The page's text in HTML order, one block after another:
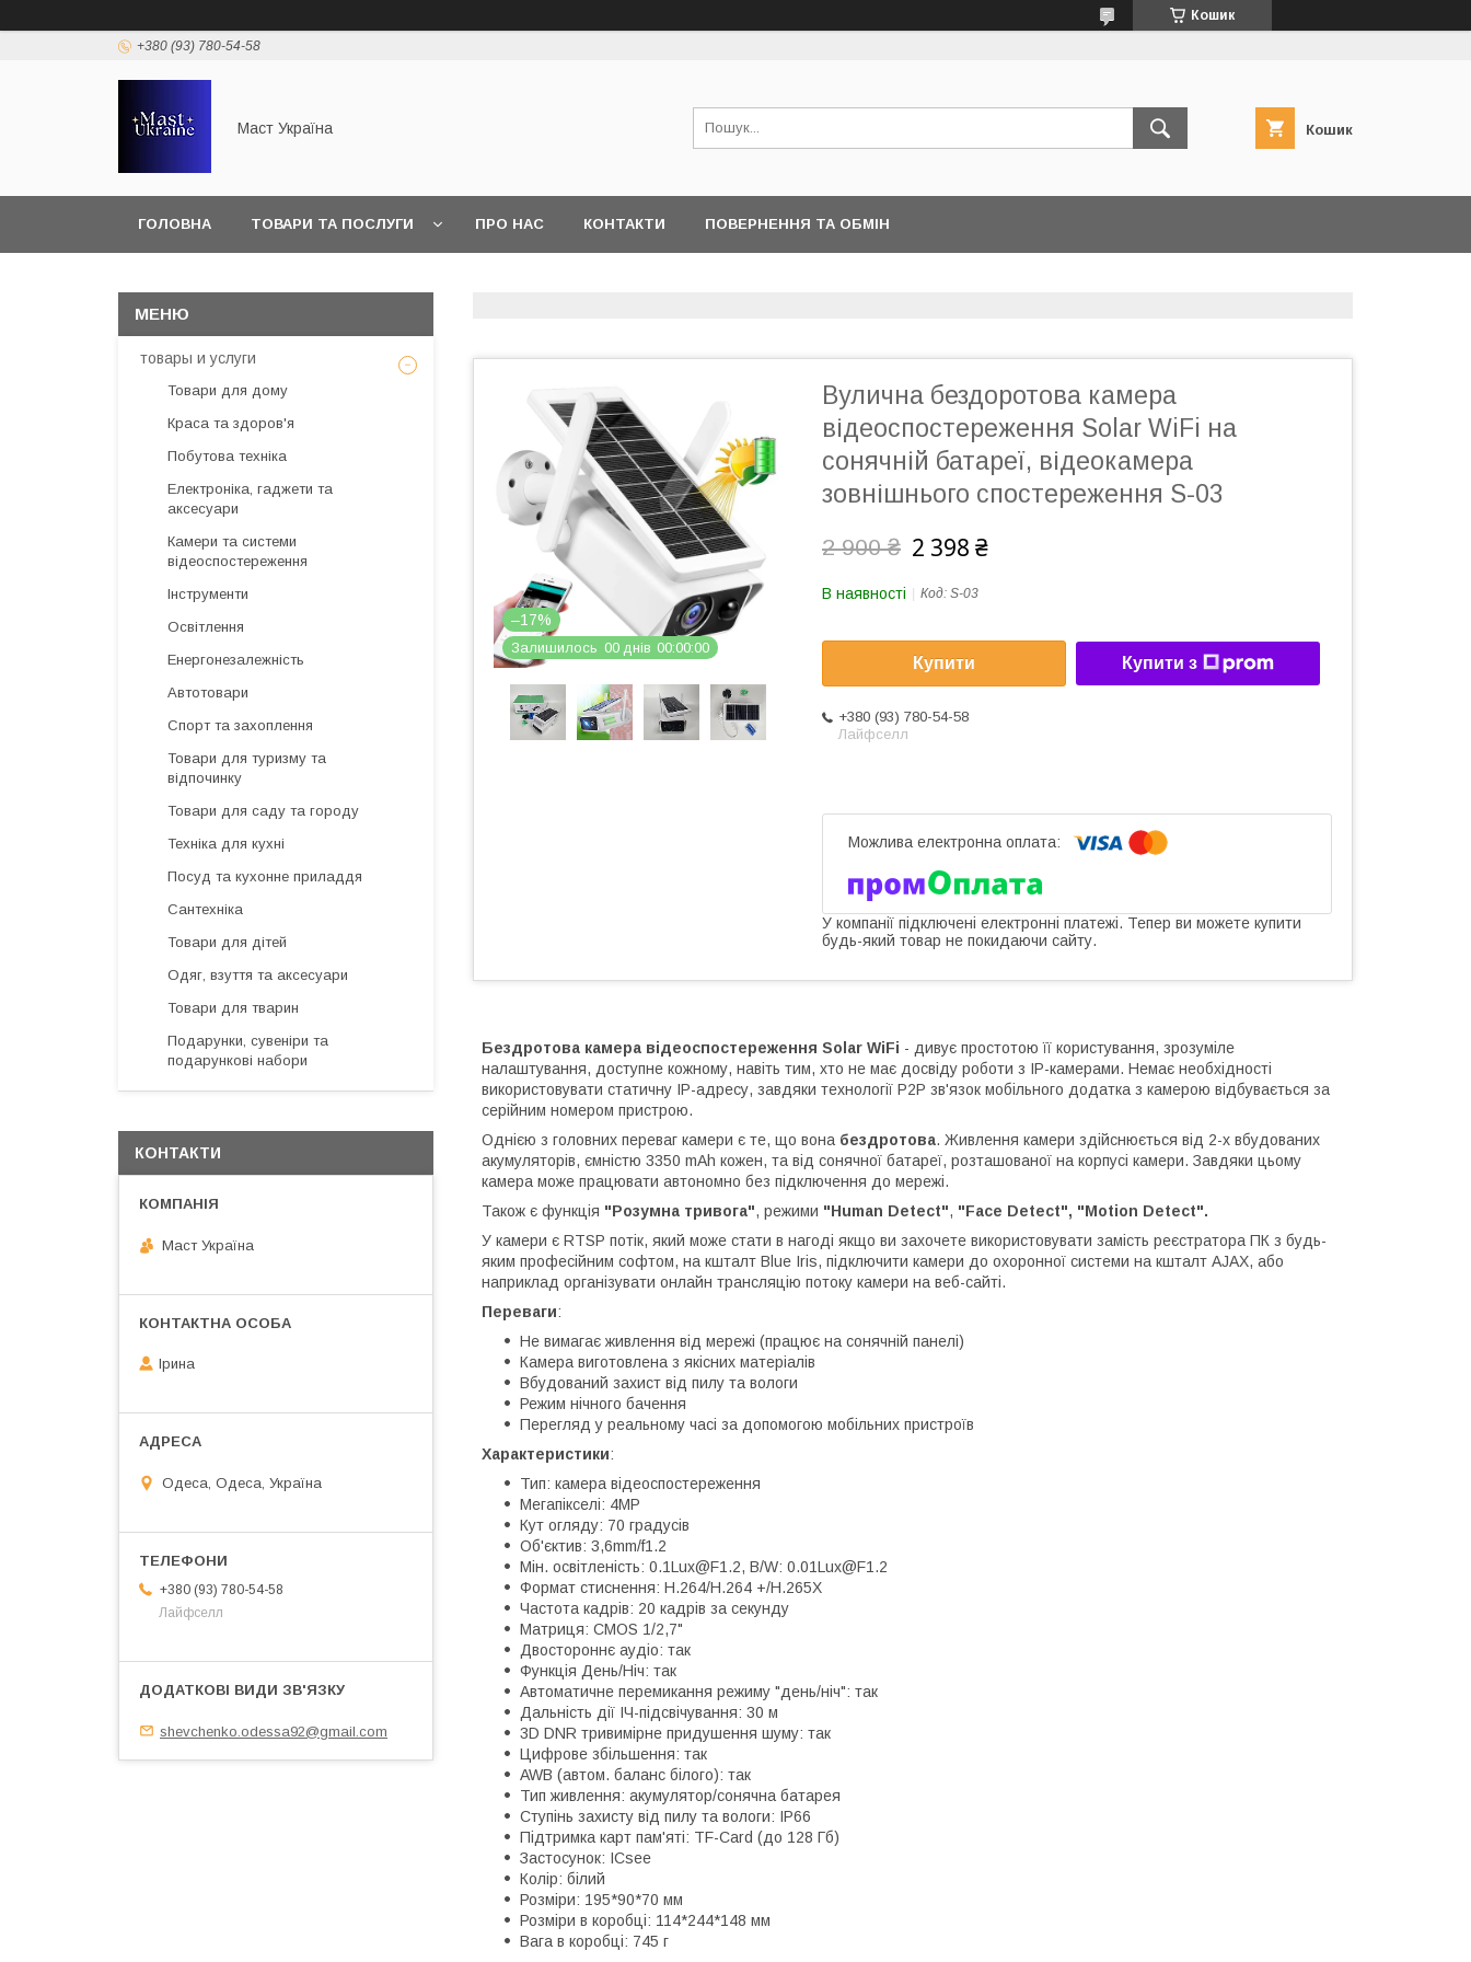
Кошик
+380 (93) 780-54-58
Маст Україна Кошик
ГОЛОВНА ТОВАРИ ТА ПОСЛУГИ ПРО НАС КОНТАКТИ ПОВЕРНЕННЯ ТА ОБМІН
–17%
Залишилось 00 днів 00 00 00
Вулична бездоротова камера
відеоспостереження Solar WiFi на
сонячній батареї, відеокамера
зовнішнього спостереження S-03
2 900 ₴ 2 398 ₴
В наявності Код: S-03
Купити Купити з
+380 (93) 780-54-58
Лайфселл
У компанії підключені електронні платежі. Тепер ви можете купити
будь-який товар не покидаючи сайту.
Бездротова камера відеоспостереження Solar WiFi - дивує простотою її користування, зрозуміле
налаштування, доступне кожному, навіть тим, хто не має досвіду роботи з IP-камерами. Немає необхідності
використовувати статичну IP-адресу, завдяки технології P2P зв'язок мобільного додатка з камерою відбувається за
серійним номером пристрою.
Однією з головних переваг камери є те, що вона бездротова. Живлення камери здійснюється від 2-х вбудованих
акумуляторів, ємністю 3350 mAh кожен, та від сонячної батареї, розташованої на корпусі камери. Завдяки цьому
камера може працювати автономно без підключення до мережі.
Також є функція "Розумна тривога", режими "Human Detect", "Face Detect", "Motion Detect".
У камери є RTSP потік, який може стати в нагоді якщо ви захочете використовувати замість реєстратора ПК з будь-
яким професійним софтом, на кшталт Blue Iris, підключити камери до охоронної системи на кшталт AJAX, або
наприклад організувати онлайн трансляцію потоку камери на веб-сайті.
Переваги:
Не вимагає живлення від мережі (працює на сонячній панелі)
Камера виготовлена з якісних матеріалів
Вбудований захист від пилу та вологи
Режим нічного бачення
Перегляд у реальному часі за допомогою мобільних пристроїв
Характеристики:
Тип: камера відеоспостереження
Мегапікселі: 4MP
Кут огляду: 70 градусів
Об'єктив: 3,6mm/f1.2
Мін. освітленість: 0.1Lux@F1.2, B/W: 0.01Lux@F1.2
Формат стиснення: H.264/H.264 +/H.265X
Частота кадрів: 20 кадрів за секунду
Матриця: CMOS 1/2,7"
Двостороннє аудіо: так
Функція День/Ніч: так
Автоматичне перемикання режиму "день/ніч": так
Дальність дії ІЧ-підсвічування: 30 м
3D DNR тривимірне придушення шуму: так
Цифрове збільшення: так
AWB (автом. баланс білого): так
Тип живлення: акумулятор/сонячна батарея
Ступінь захисту від пилу та вологи: IP66
Підтримка карт пам'яті: TF-Card (до 128 Гб)
Застосунок: ICsee
Колір: білий
Розміри: 195*90*70 мм
Розміри в коробці: 114*244*148 мм
Вага в коробці: 745 г
товары и услуги
Товари для дому
Краса та здоров'я
Побутова техніка
Електроніка, гаджети та
аксесуари
Камери та системи
відеоспостереження
Інструменти
Освітлення
Енергонезалежність
Автотовари
Спорт та захоплення
Товари для туризму та
відпочинку
Товари для саду та городу
Техніка для кухні
Посуд та кухонне приладдя
Сантехніка
Товари для дітей
Одяг, взуття та аксесуари
Товари для тварин
Подарунки, сувеніри та
подарункові набори
КОНТАКТИ
Маст Україна
Ірина
Одеса, Одеса, Україна
+380 (93) 780-54-58
Лайфселл
shevchenko.odessa92@gmail.com